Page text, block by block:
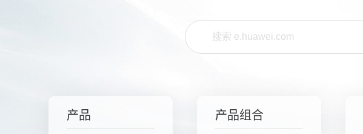
产品 产品组合